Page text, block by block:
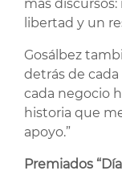
más
libertad y un
Gosálbez
detrás de cada
cada negocio
historia que
apoyo.”
Premiados